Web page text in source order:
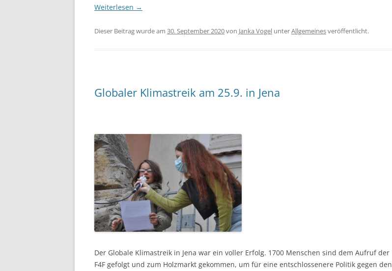
Weiterlesen →
Dieser Beitrag wurde am 30. September 2020von Janka Vogel unterAllgemeinesveröffentlicht.
Globaler Klimastreik am 25.9. in Jena
Der Globale Klimastreik in Jena war ein voller Erfolg. 1700 Menschen sind dem Aufruf der
F4F gefolgt und zum Holzmarkt gekommen, um für eine entschlossenere Politik gegen den